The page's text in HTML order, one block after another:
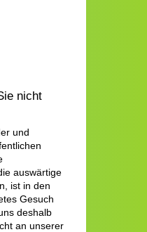
nicht
und
auswärtige
ist in den
Gesuch
deshalb
an unserer